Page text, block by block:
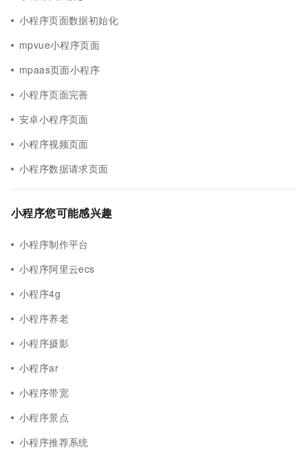
小程序页面数据初始化
mpvue小程序页面
mpaas页面小程序
小程序页面完善
安卓小程序页面
小程序视频页面
小程序数据请求页面
小程序您可能感兴趣
小程序制作平台
小程序阿里云ecs
小程序4g
小程序养老
小程序摄影
小程序ar
小程序带宽
小程序景点
小程序推荐系统